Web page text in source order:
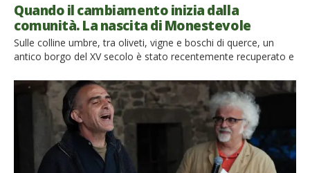
Quando il cambiamento inizia dalla
comunità. La nascita di Monestevole
Sulle colline umbre, tra oliveti, vigne e boschi di querce, un
antico borgo del XV secolo è stato recentemente recuperato e
inaugurata proprio in questi giorni. Monestevole (a 40 minuti
da Perugia e a 2 ore da Firenze o Roma) sarà la terza
comunità di Tribewanted, dopo quella nelle […]